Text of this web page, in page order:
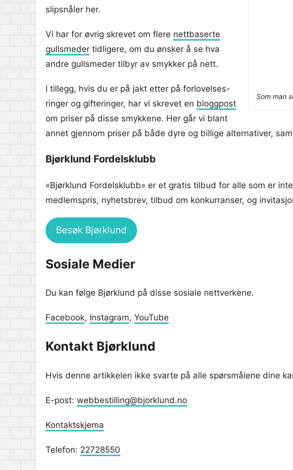
Som man
slipsnåler her.
Vi har for øvrig skrevet om flere nettbaserte
gullsmeder tidligere, om du ønsker å se hva
andre gullsmeder tilbyr av smykker på nett.
I tillegg, hvis du er på jakt etter på forlovelses-
ringer og gifteringer, har vi skrevet en bloggpost
om priser på disse smykkene. Her går vi blant
annet gjennom priser på både dyre og billige alternativer,
Bjørklund Fordelsklubb
«Bjørklund Fordelsklubb» er et gratis tilbud for alle som er
medlemspris, nyhetsbrev, tilbud om konkurranser, og
Besøk Bjørklund
Sosiale Medier
Du kan følge Bjørklund på disse sosiale nettverkene.
Facebook, Instagram, YouTube
Kontakt Bjørklund
Hvis denne artikkelen ikke svarte på alle spørsmålene dine
E-post: webbestilling@bjorklund.no
Kontaktskjema
Telefon: 22728550